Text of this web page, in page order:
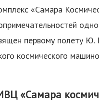
«Самара
первому полету Ю.
космического
«Самара